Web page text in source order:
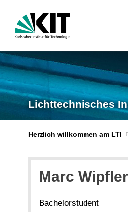
Lichttechnisches
Herzlich willkommen am LTI
Marc Wipfler
Bachelorstudent